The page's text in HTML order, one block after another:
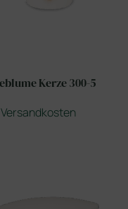
Kerze 300-5
Versandkosten